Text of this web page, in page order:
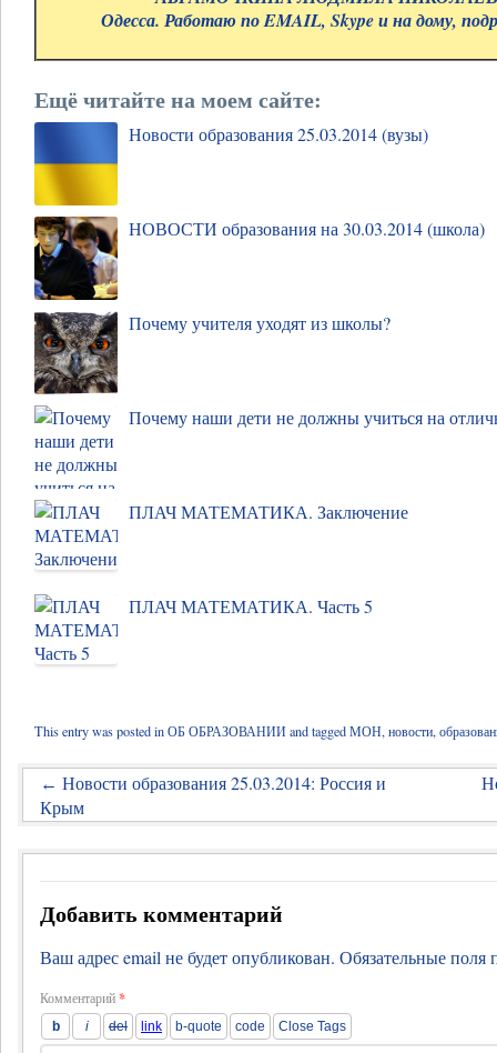
Одесса. Работаю по EMAIL, Skype и на дому,
Ещё читайте на моем сайте:
Новости образования 25.03.2014 (вузы)
НОВОСТИ образования на 30.03.2014 (школа)
Почему учителя уходят из школы?
Почему наши дети не должны учиться на
ПЛАЧ МАТЕМАТИКА. Заключение
ПЛАЧ МАТЕМАТИКА. Часть 5
This entry was posted inОБ ОБРАЗОВАНИИand taggedМОН, новости,
← Новости образования 25.03.2014: Россия и
Крым
Добавить комментарий
Ваш адрес email не будет опубликован. Обязательные
Комментарий*